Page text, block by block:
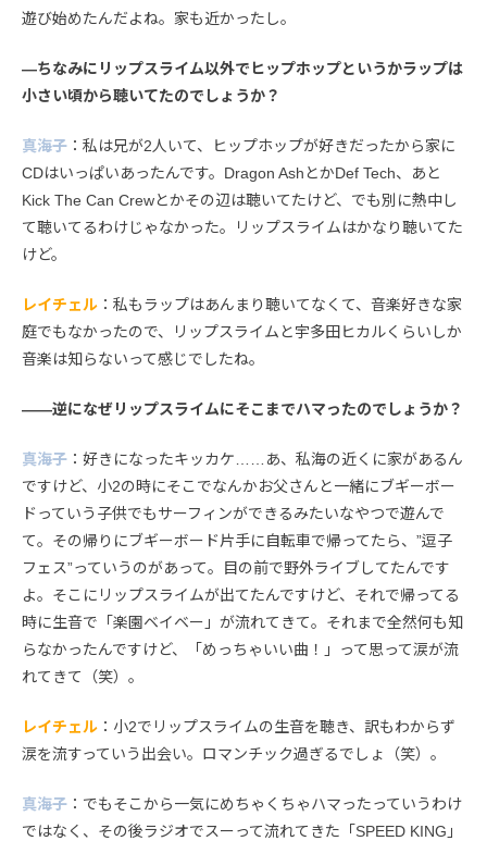
遊び始めたんだよね。家も近かったし。
—ちなみにリップスライム以外でヒップホップというかラップは
小さい頃から聴いてたのでしょうか？
真海子 ：私は兄が2人いて、ヒップホップが好きだったから家に
CDはいっぱいあったんです。Dragon AshとかDef Tech、あと
Kick The Can Crewとかその辺は聴いてたけど、でも別に熱中し
て聴いてるわけじゃなかった。リップスライムはかなり聴いてた
けど。
レイチェル ：私もラップはあんまり聴いてなくて、音楽好きな家
庭でもなかったので、リップスライムと宇多田ヒカルくらいしか
音楽は知らないって感じでしたね。
――逆になぜリップスライムにそこまでハマったのでしょうか？
真海子 ：好きになったキッカケ……あ、私海の近くに家があるん
ですけど、小2の時にそこでなんかお父さんと一緒にブギーボー
ドっていう子供でもサーフィンができるみたいなやつで遊んで
て。その帰りにブギーボード片手に自転車で帰ってたら、”逗子
フェス”っていうのがあって。目の前で野外ライブしてたんです
よ。そこにリップスライムが出てたんですけど、それで帰ってる
時に生音で「楽園ベイベー」が流れてきて。それまで全然何も知
らなかったんですけど、「めっちゃいい曲！」って思って涙が流
れてきて（笑）。
レイチェル ：小2でリップスライムの生音を聴き、訳もわからず
涙を流すっていう出会い。ロマンチック過ぎるでしょ（笑）。
真海子 ：でもそこから一気にめちゃくちゃハマったっていうわけ
ではなく、その後ラジオでスーって流れてきた「SPEED KING」